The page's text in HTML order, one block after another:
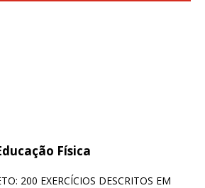
Física
200 EXERCÍCIOS DESCRITOS EM